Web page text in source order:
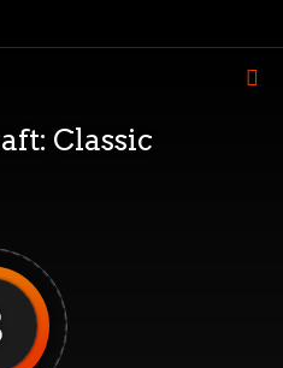
Classic